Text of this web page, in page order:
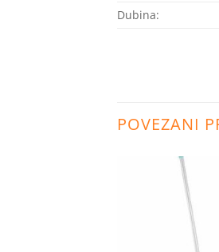
Dubina:
POVEZANI